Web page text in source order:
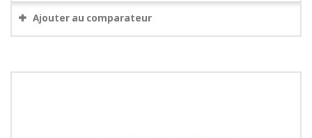
Ajouter au comparateur